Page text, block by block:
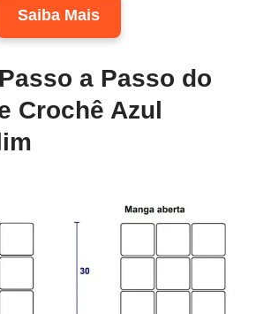
Saiba Mais
a Passo do
Crochê Azul